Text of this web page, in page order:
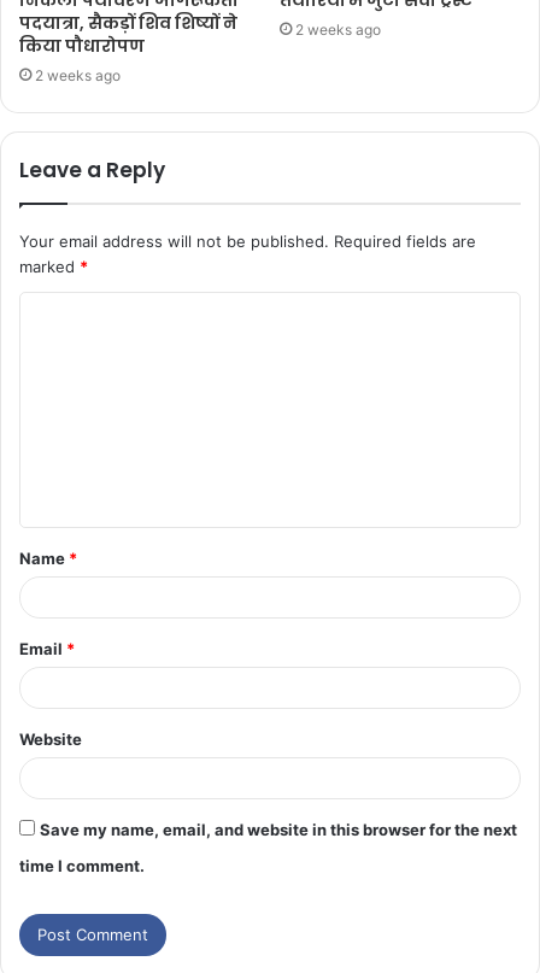
पदयात्रा, सैकड़ों शिव शिष्यों ने
किया पौधारोपण
2 weeks ago
2 weeks ago
Leave a Reply
Your email address will not be published. Required fields are
marked *
Name *
Email *
Website
Save my name, email, and website in this browser for the next
time I comment.